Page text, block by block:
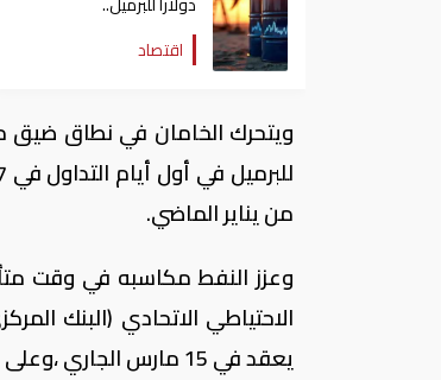
وتراجع الأسهم الأمريكية
اقتصاد
من يناير الماضي.
وعزز النفط مكاسبه في وقت
الاحتياطي الاتحادي (البنك
يعقد في 15 مارس الجاري ،وعلى مدار يومين.